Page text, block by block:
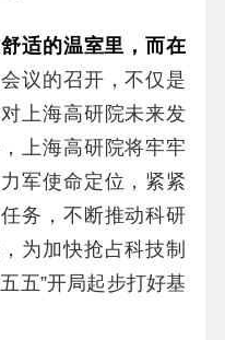
适的温室里，而在
议的召开，不仅是
上海高研院未来发
上海高研院将牢牢
军使命定位，紧紧
务，不断推动科研
为加快抢占科技制
五”开局起步打好基